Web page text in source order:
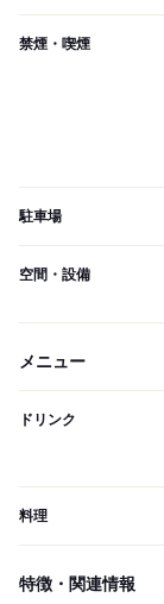
禁煙・喫煙
駐車場
空間・設備
メニュー
ドリンク
料理
特徴・関連情報